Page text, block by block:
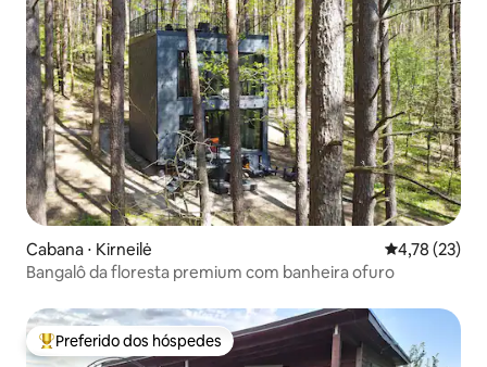
Cabana ⋅ Kirneilė 4,78 de uma
4,78 (23)
Bangalô da floresta premium com banheira ofuro
Entre os melhores preferidos dos hóspedes
Preferido dos hóspedes